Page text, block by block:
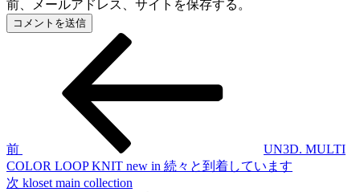
前、メールアドレス、サイトを保存する。
ゲ
ー
前
UN3D. MULTI
COLOR LOOP KNIT new in 続々と到着しています
次
次 kloset main collection